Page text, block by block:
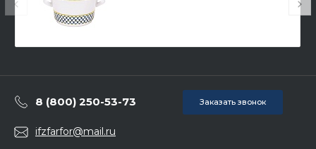
8 (800) 250-53-73 Заказать звонок
ifzfarfor@mail.ru